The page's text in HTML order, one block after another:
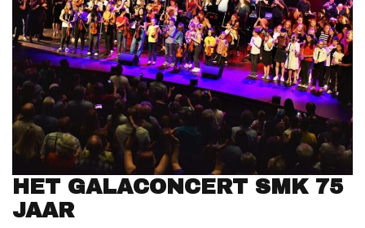
HET GALACONCERT SMK 75
JAAR